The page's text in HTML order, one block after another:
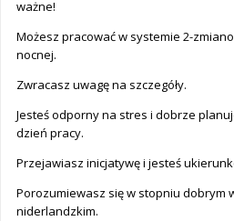
ważne!
Możesz pracować w systemie 2-
nocnej.
Zwracasz uwagę na szczegóły.
Jesteś odporny na stres i dobrze
dzień pracy.
Przejawiasz inicjatywę i jesteś
Porozumiewasz się w stopniu dobrym
niderlandzkim.